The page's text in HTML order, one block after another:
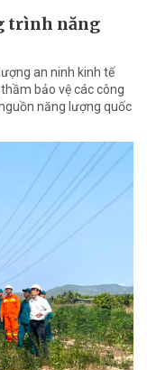
trình năng
an ninh kinh tế
bảo vệ các công
năng lượng quốc